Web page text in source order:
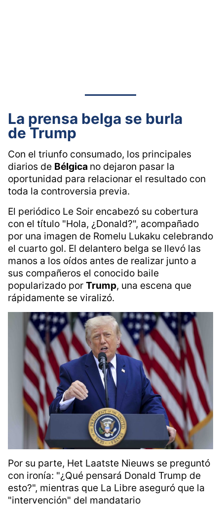
La prensa belga se burla
de Trump
Con el triunfo consumado, los principales
diarios deBélgicano dejaron pasar la
oportunidad para relacionar el resultado con
toda la controversia previa.
El periódico Le Soir encabezó su cobertura
con el título "Hola, ¿Donald?", acompañado
por una imagen de Romelu Lukaku celebrando
el cuarto gol. El delantero belga se llevó las
manos a los oídos antes de realizar junto a
sus compañeros el conocido baile
popularizado porTrump, una escena que
rápidamente se viralizó.